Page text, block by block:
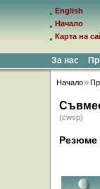
English
Начало
Карта на
За нас
Начало
(cwsp)
Резюме